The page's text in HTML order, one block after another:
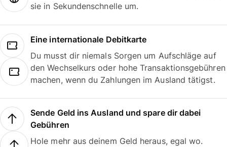
sie in Sekundenschnelle um.
Eine internationale Debitkarte
Du musst dir niemals Sorgen um Aufschläge auf
den Wechselkurs oder hohe Transaktionsgebühren
machen, wenn du Zahlungen im Ausland tätigst.
Sende Geld ins Ausland und spare dir dabei
Gebühren
Hole mehr aus deinem Geld heraus, egal wo.